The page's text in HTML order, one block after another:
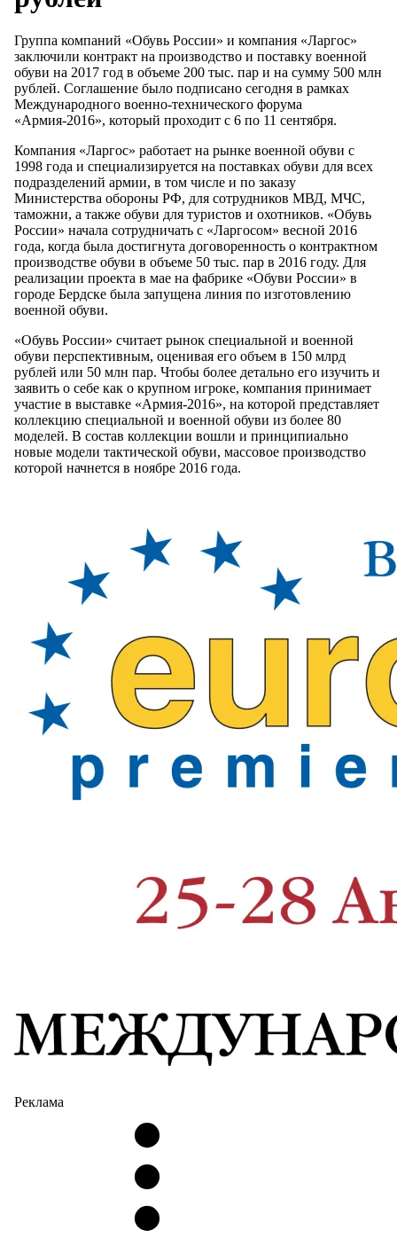
Группа компаний «Обувь России» и компания «Ларгос»
заключили контракт на производство и поставку военной
обуви на 2017 год в объеме 200 тыс. пар и на сумму 500 млн
рублей. Соглашение было подписано сегодня в рамках
Международного военно-технического форума
«Армия-2016», который проходит с 6 по 11 сентября.
Компания «Ларгос» работает на рынке военной обуви с
1998 года и специализируется на поставках обуви для всех
подразделений армии, в том числе и по заказу
Министерства обороны РФ, для сотрудников МВД, МЧС,
таможни, а также обуви для туристов и охотников. «Обувь
России» начала сотрудничать с «Ларгосом» весной 2016
года, когда была достигнута договоренность о контрактном
производстве обуви в объеме 50 тыс. пар в 2016 году. Для
реализации проекта в мае на фабрике «Обуви России» в
городе Бердске была запущена линия по изготовлению
военной обуви.
«Обувь России» считает рынок специальной и военной
обуви перспективным, оценивая его объем в 150 млрд
рублей или 50 млн пар. Чтобы более детально его изучить и
заявить о себе как о крупном игроке, компания принимает
участие в выставке «Армия-2016», на которой представляет
коллекцию специальной и военной обуви из более 80
моделей. В состав коллекции вошли и принципиально
новые модели тактической обуви, массовое производство
которой начнется в ноябре 2016 года.
Реклама